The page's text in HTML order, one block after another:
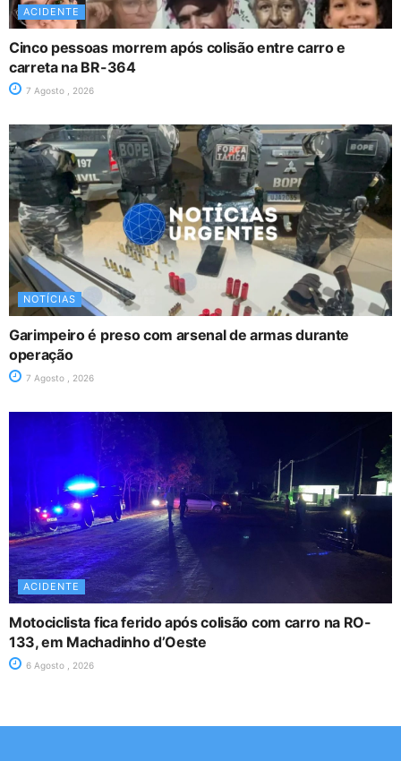
ACIDENTE
Cinco pessoas morrem após colisão entre carro e
carreta na BR-364
7 Agosto , 2026
NOTÍCIAS
Garimpeiro é preso com arsenal de armas durante
operação
7 Agosto , 2026
ACIDENTE
Motociclista fica ferido após colisão com carro na RO-
133, em Machadinho d’Oeste
6 Agosto , 2026